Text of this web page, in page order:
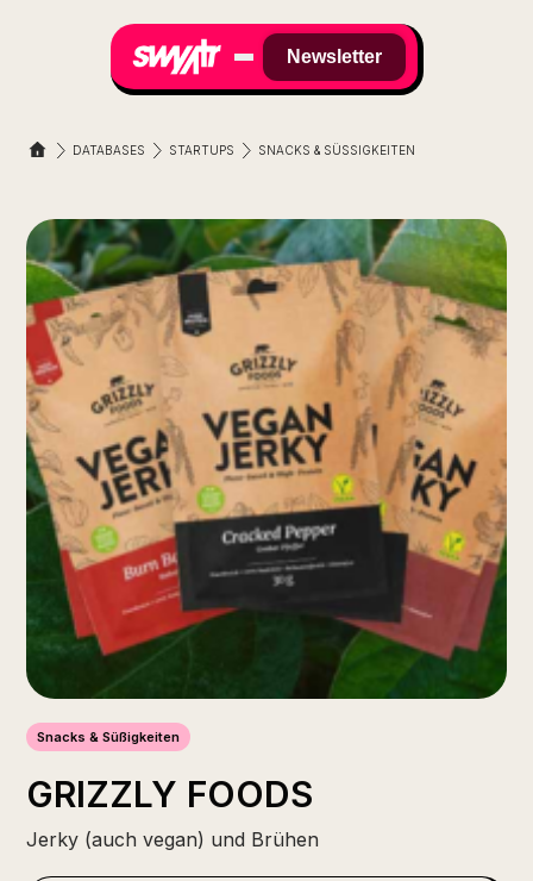
Newsletter
DATABASES STARTUPS SNACKS & SÜSSIGKEITEN
Snacks & Süßigkeiten
GRIZZLY FOODS
Jerky (auch vegan) und Brühen